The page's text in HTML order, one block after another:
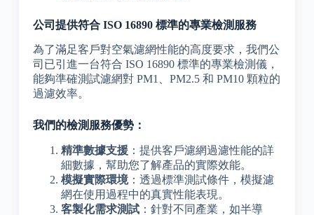
公司提供符合 ISO 16890 標準的專業檢測服務
為了滿足客戶對空氣濾網性能的高度要求，我們公
司已引進一台符合 ISO 16890 標準的專業檢測儀，
能夠準確測試濾網對 PM1、PM2.5 和 PM10 顆粒的
過濾效率。
我們的檢測服務優勢：
精準數據支援：提供客戶濾網過濾性能的詳
細數據，幫助您了解產品的實際效能。
模擬實際環境：透過標準測試條件，模擬濾
網在使用過程中的真實性能表現。
客製化需求測試：針對不同產業，如半導